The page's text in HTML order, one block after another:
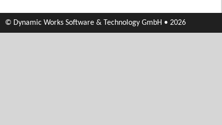
© Dynamic Works Software & Technology GmbH • 2026